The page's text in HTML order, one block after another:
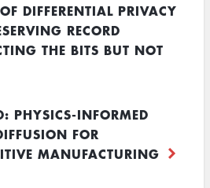
DIFFERENTIAL PRIVACY
RECORD
THE BITS BUT NOT
PHYSICS-INFORMED
FOR
MANUFACTURING